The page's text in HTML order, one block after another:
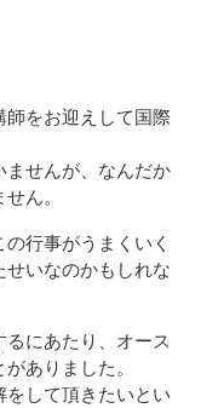
師をお迎えして国際
ませんが、なんだか
ん。
行事がうまくいく
いなのかもしれな
にあたり、オース
ありました。
をして頂きたいとい